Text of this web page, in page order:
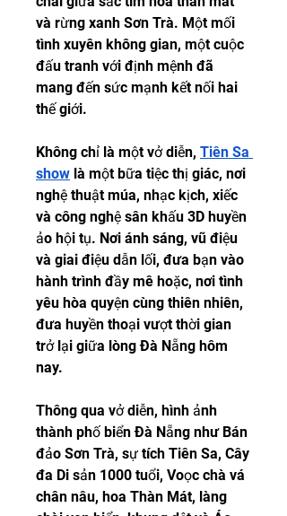
và rừng xanh Sơn Trà. Một mối
tình xuyên không gian, một cuộc
đấu tranh với định mệnh đã
mang đến sức mạnh kết nối hai
thế giới.
Không chỉ là một vở diễn, Tiên Sa
show là một bữa tiệc thị giác, nơi
nghệ thuật múa, nhạc kịch, xiếc
và công nghệ sân khấu 3D huyền
ảo hội tụ. Nơi ánh sáng, vũ điệu
và giai điệu dẫn lối, đưa bạn vào
hành trình đầy mê hoặc, nơi tình
yêu hòa quyện cùng thiên nhiên,
đưa huyền thoại vượt thời gian
trở lại giữa lòng Đà Nẵng hôm
nay.
Thông qua vở diễn, hình ảnh
thành phố biển Đà Nẵng như Bán
đảo Sơn Trà, sự tích Tiên Sa, Cây
đa Di sản 1000 tuổi, Voọc chà vá
chân nâu, hoa Thàn Mát, làng